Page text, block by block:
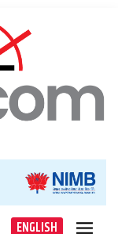
ENGLISH